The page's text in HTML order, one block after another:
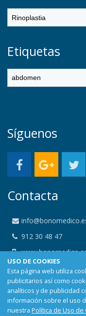
Etiquetas
Síguenos
Contacta
912 30 48 47
Calle Alemania 23,
USO DE COOKIES
Esta página web utiliza
publicitarios así como
analíticos y de publicidad
información sobre el uso
nuestra Política de Uso de